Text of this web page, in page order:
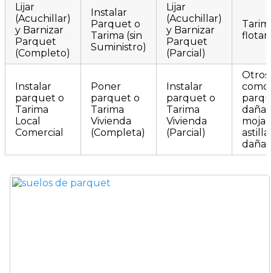
Lijar
(Acuchillar)
y Barnizar
Parquet
(Completo)
Instalar
Parquet o
Tarima (sin
Suministro)
Lijar
(Acuchillar)
y Barnizar
Parquet
(Parcial)
Instalar
parquet o
Tarima
Local
Comercial
Poner
parquet o
Tarima
Vivienda
(Completa)
Instalar
parquet o
Tarima
Vivienda
(Parcial)
Otros